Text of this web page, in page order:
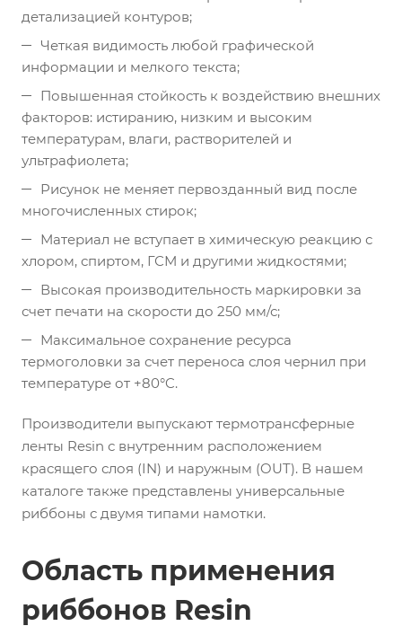
детализацией контуров;
Четкая видимость любой графической
информации и мелкого текста;
Повышенная стойкость к воздействию внешних
факторов: истиранию, низким и высоким
температурам, влаги, растворителей и
ультрафиолета;
Рисунок не меняет первозданный вид после
многочисленных стирок;
Материал не вступает в химическую реакцию с
хлором, спиртом, ГСМ и другими жидкостями;
Высокая производительность маркировки за
счет печати на скорости до 250 мм/с;
Максимальное сохранение ресурса
термоголовки за счет переноса слоя чернил при
температуре от +80°C.
Производители выпускают термотрансферные
ленты Resin с внутренним расположением
красящего слоя (IN) и наружным (OUT). В нашем
каталоге также представлены универсальные
риббоны с двумя типами намотки.
Область применения
риббонов Resin